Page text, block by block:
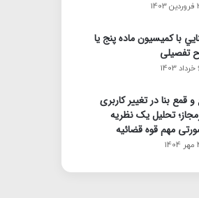
با كميسيون ماده پنج یا
تفصیلی
و قمع بنا در تغییر کاربری
تحلیل یک نظریه
مهم قوه قضائیه